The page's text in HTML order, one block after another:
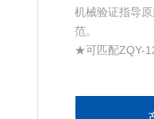
机械验证指导
范。
★可匹配ZQY-